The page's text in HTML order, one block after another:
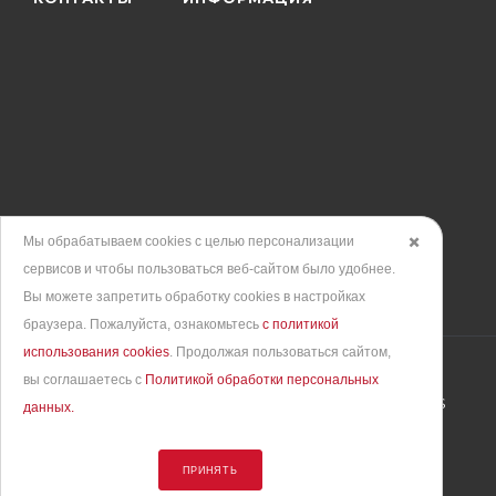
Продвижение сайта – интернет-агентство BREVIS
✖️
Мы обрабатываем cookies с целью персонализации
сервисов и чтобы пользоваться веб-сайтом было удобнее.
Вы можете запретить обработку сookies в настройках
браузера. Пожалуйста, ознакомьтесь с политикой
использования cookies. Продолжая пользоваться сайтом,
вы соглашаетесь с Политикой обработки персональных
данных.
ПРИНЯТЬ